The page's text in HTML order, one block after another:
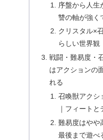
序盤から人
讐の軸が強く
クリスタル×
らしい世界観
戦闘・難易度・
はアクションの
れる
召喚獣アクシ
｜フィート
難易度はやや
最後まで遊べ